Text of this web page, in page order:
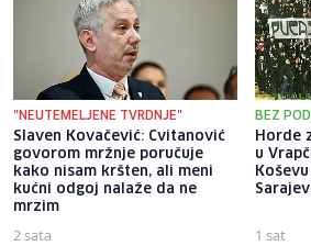
"NEUTEMELJENE TVRDNJE"
Slaven Kovačević: Cvitanović
govorom mržnje poručuje
kako nisam kršten, ali meni
kućni odgoj nalaže da ne
mrzim
2 sata
BEZ
Horde
u
1 sat